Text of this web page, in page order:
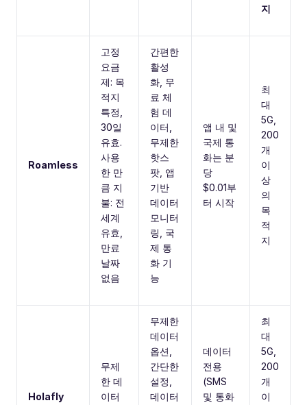
지
Roamless
고정
요금
제: 목
적지
특정,
30일
유효.
사용
한 만
큼 지
불: 전
세계
유효,
만료
날짜
없음
간편한
활성
화, 무
료 체
험 데
이터,
무제한
핫스
팟, 앱
기반
데이터
모니터
링, 국
제 통
화 기
능
앱 내 및
국제 통
화는 분
당
$0.01부
터 시작
최
대
5G,
200
개
이
상
의
목
적
지
Holafly
무제
한 데
이터
무제한
데이터
옵션,
간단한
설정,
데이터
데이터
전용
(SMS
및 통화
최
대
5G,
200
개
이